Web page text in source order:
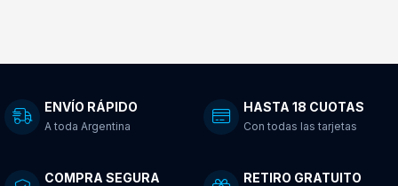
ENVÍO RÁPIDO
A toda Argentina
HASTA 18 CUOTAS
Con todas las tarjetas
COMPRA SEGURA RETIRO GRATUITO